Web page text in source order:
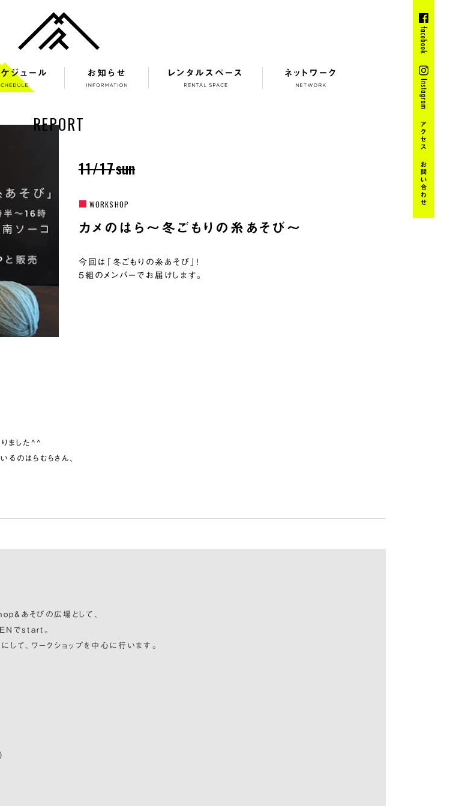
ジュール お知らせ レンタルスペース ネットワーク
REPORT
11/17sun
WORKSHOP
カメのはら〜冬ごもりの糸あそび〜
今回は「冬ごもりの糸あそび」！
5組のメンバーでお届けします。
ました^^
のはらむらさん、
あそびの広場として、
でstart。
て、ワークショップを中心に行います。